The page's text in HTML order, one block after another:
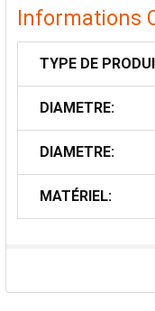
Informations
TYPE DE
DIAMETRE:
DIAMETRE:
MATÉRIEL: